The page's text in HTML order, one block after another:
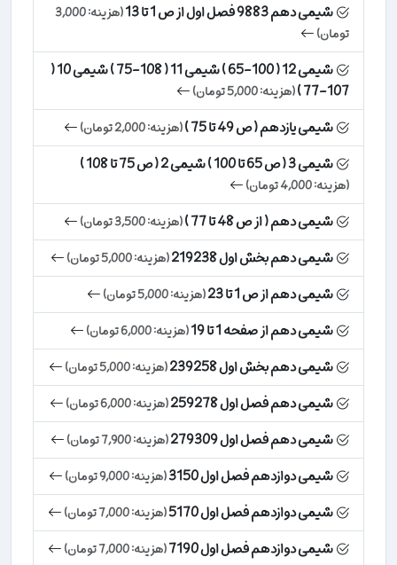
شیمی دهم 9883 فصل اول از ص 1 تا 13
(هزینه: 3,000
تومان)
شیمی 12 ( 100-65 ) شیمی 11 ( 108-75 ) شیمی 10 (
107-77 )
(هزینه: 5,000 تومان)
شیمی یازدهم ( ص 49 تا 75 ) (هزینه: 2,000 تومان)
شیمی 3 ( ص 65 تا 100 ) شیمی 2 ( ص 75 تا 108 )
(هزینه: 4,000 تومان)
شیمی دهم ( از ص 48 تا 77 ) (هزینه: 3,500 تومان)
شیمی دهم بخش اول 219238 (هزینه: 5,000 تومان)
شیمی دهم از ص 1 تا 23 (هزینه: 5,000 تومان)
شیمی دهم از صفحه 1 تا 19 (هزینه: 6,000 تومان)
شیمی دهم بخش اول 239258 (هزینه: 5,000 تومان)
شیمی دهم فصل اول 259278 (هزینه: 6,000 تومان)
شیمی دهم فصل اول 279309 (هزینه: 7,900 تومان)
شیمی دوازدهم فصل اول 3150 (هزینه: 9,000 تومان)
شیمی دوازدهم فصل اول 5170 (هزینه: 7,000 تومان)
شیمی دوازدهم فصل اول 7190 (هزینه: 7,000 تومان)